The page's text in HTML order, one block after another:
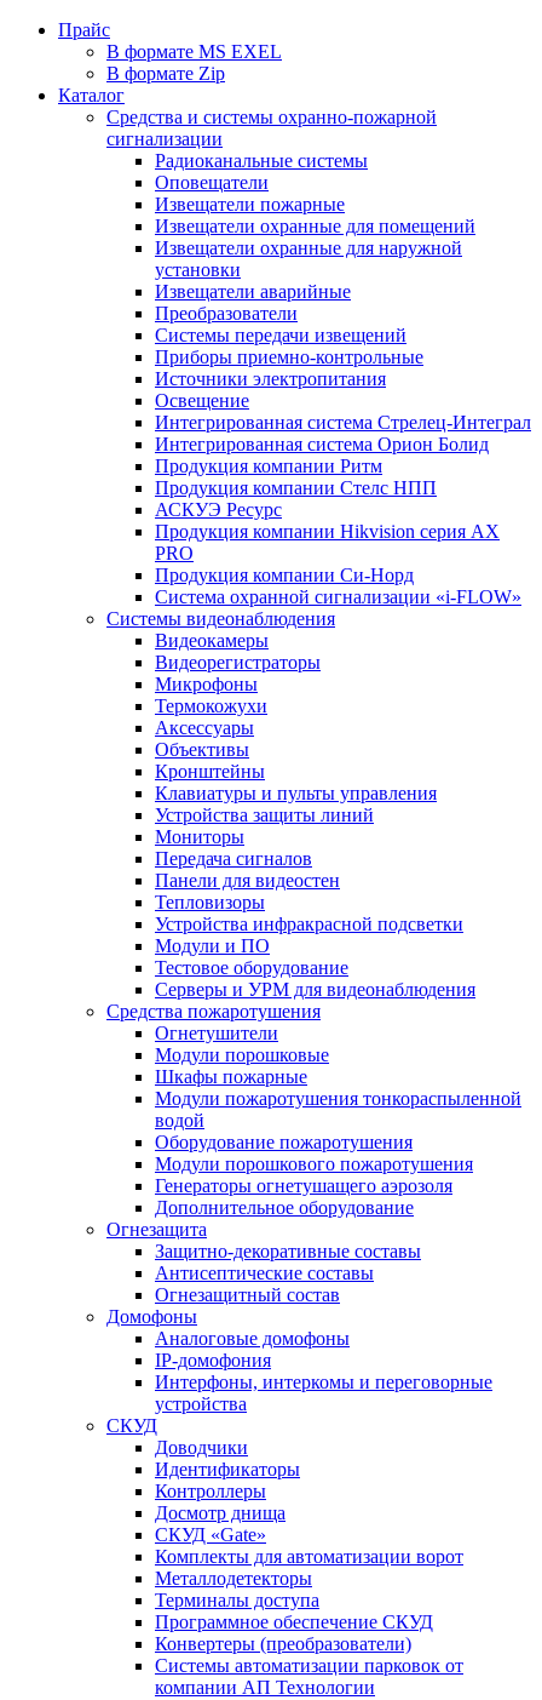
Прайс
В формате MS EXEL
В формате Zip
Каталог
Средства и системы охранно-пожарной
сигнализации
Радиоканальные системы
Оповещатели
Извещатели пожарные
Извещатели охранные для помещений
Извещатели охранные для наружной
установки
Извещатели аварийные
Преобразователи
Системы передачи извещений
Приборы приемно-контрольные
Источники электропитания
Освещение
Интегрированная система Стрелец-Интеграл
Интегрированная система Орион Болид
Продукция компании Ритм
Продукция компании Стелс НПП
АСКУЭ Ресурс
Продукция компании Hikvision серия AX
PRO
Продукция компании Си-Норд
Система охранной сигнализации «i-FLOW»
Системы видеонаблюдения
Видеокамеры
Видеорегистраторы
Микрофоны
Термокожухи
Аксессуары
Объективы
Кронштейны
Клавиатуры и пульты управления
Устройства защиты линий
Мониторы
Передача сигналов
Панели для видеостен
Тепловизоры
Устройства инфракрасной подсветки
Модули и ПО
Тестовое оборудование
Серверы и УРМ для видеонаблюдения
Средства пожаротушения
Огнетушители
Модули порошковые
Шкафы пожарные
Модули пожаротушения тонкораспыленной
водой
Оборудование пожаротушения
Модули порошкового пожаротушения
Генераторы огнетушащего аэрозоля
Дополнительное оборудование
Огнезащита
Защитно-декоративные составы
Антисептические составы
Огнезащитный состав
Домофоны
Аналоговые домофоны
IP-домофония
Интерфоны, интеркомы и переговорные
устройства
СКУД
Доводчики
Идентификаторы
Контроллеры
Досмотр днища
СКУД «Gate»
Комплекты для автоматизации ворот
Металлодетекторы
Терминалы доступа
Программное обеспечение СКУД
Конвертеры (преобразователи)
Системы автоматизации парковок от
компании АП Технологии